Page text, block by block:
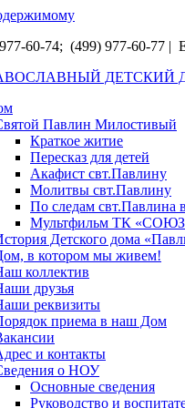
60-74; (499) 977-60-77 |
ДЕТСКИЙ
Павлин Милостивый
Краткое житие
Пересказ для детей
Акафист свт.Павлину
Молитвы свт.Павлину
По следам свт.Павлина
Мультфильм ТК
Детского дома
в котором мы живем!
коллектив
друзья
реквизиты
приема в наш Дом
и контакты
о НОУ
Основные сведения
Руководство и